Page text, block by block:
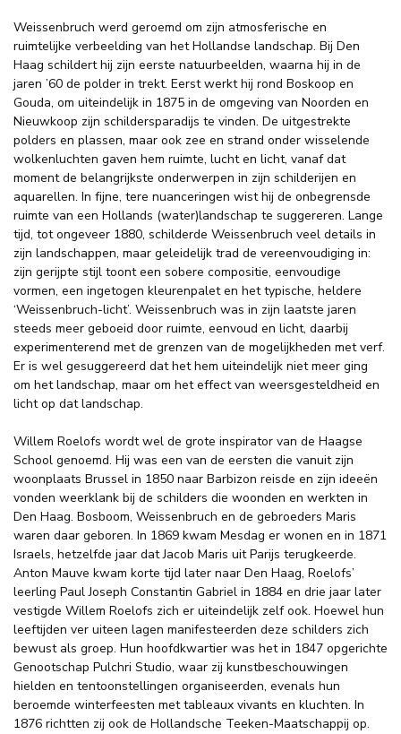
Weissenbruch werd geroemd om zijn atmosferische en
ruimtelijke verbeelding van het Hollandse landschap. Bij Den
Haag schildert hij zijn eerste natuurbeelden, waarna hij in de
jaren ’60 de polder in trekt. Eerst werkt hij rond Boskoop en
Gouda, om uiteindelijk in 1875 in de omgeving van Noorden en
Nieuwkoop zijn schildersparadijs te vinden. De uitgestrekte
polders en plassen, maar ook zee en strand onder wisselende
wolkenluchten gaven hem ruimte, lucht en licht, vanaf dat
moment de belangrijkste onderwerpen in zijn schilderijen en
aquarellen. In fijne, tere nuanceringen wist hij de onbegrensde
ruimte van een Hollands (water)landschap te suggereren. Lange
tijd, tot ongeveer 1880, schilderde Weissenbruch veel details in
zijn landschappen, maar geleidelijk trad de vereenvoudiging in:
zijn gerijpte stijl toont een sobere compositie, eenvoudige
vormen, een ingetogen kleurenpalet en het typische, heldere
‘Weissenbruch-licht’. Weissenbruch was in zijn laatste jaren
steeds meer geboeid door ruimte, eenvoud en licht, daarbij
experimenterend met de grenzen van de mogelijkheden met verf.
Er is wel gesuggereerd dat het hem uiteindelijk niet meer ging
om het landschap, maar om het effect van weersgesteldheid en
licht op dat landschap.
Willem Roelofs wordt wel de grote inspirator van de Haagse
School genoemd. Hij was een van de eersten die vanuit zijn
woonplaats Brussel in 1850 naar Barbizon reisde en zijn ideeën
vonden weerklank bij de schilders die woonden en werkten in
Den Haag. Bosboom, Weissenbruch en de gebroeders Maris
waren daar geboren. In 1869 kwam Mesdag er wonen en in 1871
Israels, hetzelfde jaar dat Jacob Maris uit Parijs terugkeerde.
Anton Mauve kwam korte tijd later naar Den Haag, Roelofs’
leerling Paul Joseph Constantin Gabriel in 1884 en drie jaar later
vestigde Willem Roelofs zich er uiteindelijk zelf ook. Hoewel hun
leeftijden ver uiteen lagen manifesteerden deze schilders zich
bewust als groep. Hun hoofdkwartier was het in 1847 opgerichte
Genootschap Pulchri Studio, waar zij kunstbeschouwingen
hielden en tentoonstellingen organiseerden, evenals hun
beroemde winterfeesten met tableaux vivants en kluchten. In
1876 richtten zij ook de Hollandsche Teeken-Maatschappij op.